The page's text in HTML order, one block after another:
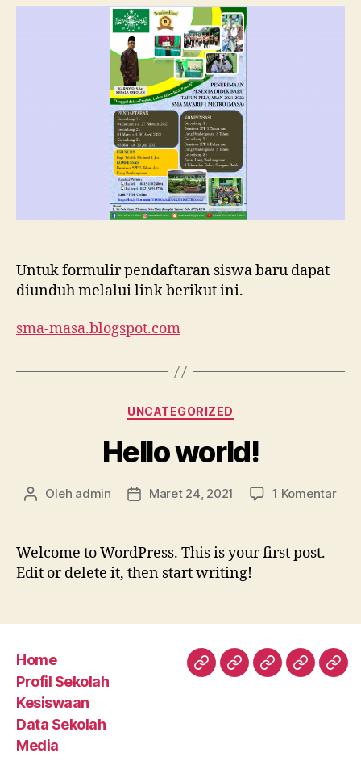
PPDB
SMA
Ma’arif
1
Metro
Tahun
Ajaran
2021/202
Untuk formulir pendaftaran siswa baru dapat
diunduh melalui link berikut ini.
sma-masa.blogspot.com
Kategori
UNCATEGORIZED
Hello world!
Penulis
Oleh admin
Tanggal
Maret 24, 2021 1 Komentar
Welcome to WordPress. This is your first post.
Edit or delete it, then start writing!
Home
Profil Sekolah
Kesiswaan
Data Sekolah
Media
HomeProfilKesiswaan
Data